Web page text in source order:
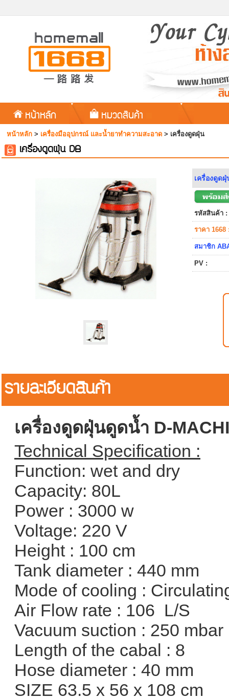
หน้าหลัก หมวดสินค้า
หน้าหลัก > เครื่องมืออุปกรณ์ และน้ำยาทำความสะอาด > เครื่องดูดฝุ่น
เครื่องดูดฝุ่น DB
เครื่องดูด
รหัสสินค้า :
ราคา 1668
สมาชิก
PV :
รายละเอียดสินค้า
เครื่องดูดฝุ่นดูดน้ำ D-
Technical Specification :
Function: wet and dry
Capacity: 80L
Power : 3000 w
Voltage: 220 V
Height : 100 cm
Tank diameter : 440 mm
Mode of cooling :
Air Flow rate : 106 L/S
Vacuum suction : 250 mbar
Length of the cabal : 8
Hose diameter : 40 mm
SIZE 63.5 x 56 x 108 cm